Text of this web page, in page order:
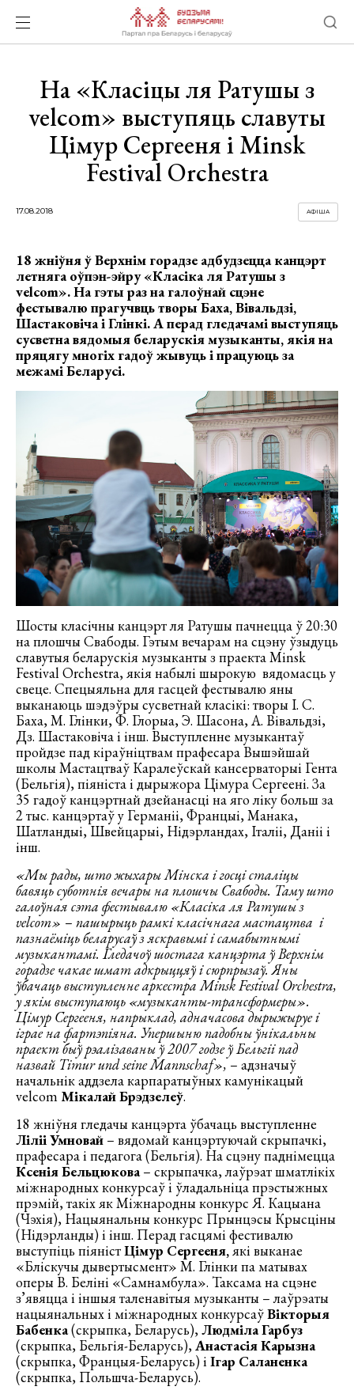
На «Класіцы ля Ратушы з
velcom» выступяць славуты
Цімур Сергееня і Minsk
Festival Orchestra
17.08.2018 АФІША
18 жніўняўВерхнім горадзе адбудзецца канцэрт
летняга оўпэн-эйру«КласікаляРатушы з
velcom». Нагэты раз на галоўнай сцэне
фестывалю прагучвць творы Баха,Вівальдзі,
Шастаковіча і Глінкі. А перад гледачамі выступяць
сусветна вядомыя беларускія музыканты, якія на
пряцягу многіх гадоў жывуць і працуюць за
межамі Беларусі.
Шосты класічны канцэрт ля Ратушы пачнецца ў 20:30
на плошчы Свабоды. Гэтым вечарам на сцэну ўзыдуць
славутыя беларускія музыканты з праекта Minsk
Festival Orchestra, якія набылі шырокую вядомасць у
свеце. Спецыяльна для гасцей фестывалю яны
выканаюць шэдэўры сусветнай класікі: творы І. С.
Баха, М. Глінки, Ф. Глорыа, Э. Шасона, А. Вівальдзі,
Дз. Шастаковіча і інш. Выступленне музыкантаў
пройдзе пад кіраўніцтвам прафесара Вышэйшай
школы Мастацтваў Каралеўскай кансерваторыі Гента
(Бельгія), піяніста і дырыжора Цімура Сергеені. За
35 гадоў канцэртнай дзейанасці на яго ліку больш за
2 тыс. канцэртаў у Германіі, Францыі, Манака,
Шатландыі, Швейцарыі, Нідэрландах, Італіі, Даніі і
інш.
«Мы рады, што жыхары Мінска і госці сталіцы
бавяць суботнія вечары на плошчы Свабоды. Таму што
галоўная сэта фестывалю «Класіка ля Ратушы з
velcom» – пашырыць рамкі класічнага мастацтва і
пазнаёміць беларусаў з яскравымі і самабытнымі
музыкантамі. Гледачоў шостага канцэрта ў Верхнім
горадзе чакае шмат адкрыццяў і сюрпрызаў. Яны
ўбачаць выступленне аркестраMinskFestival Orchestra,
у якім выступаюць «музыканты-трансформеры».
Цімур Сергееня, напрыклад, адначасова дырыжыруе і
іграе на фартэпіяна. Упершыню падобны ўнікальны
праект быў рэалізаваны ў 2007 годзе ў Бельгіі пад
назвай TimurundseineMannschaf»,– адзначыў
начальнік аддзела карпаратыўных камунікацый
velcom Мікалай Брэдзелеў.
18 жніўня гледачы канцэрта ўбачаць выступленне
Ліліі Умновай – вядомай канцэртуючай скрыпачкі,
прафесара і педагога (Бельгія). На сцэну паднімецца
Ксенія Бельцюкова– скрыпачка, лаўрэат шматлікіх
міжнародных конкурсаў і ўладальніца прэстыжных
прэмій, такіх як Міжнародны конкурс Я. Кацыана
(Чэхія), Нацыянальны конкурс Прынцэсы Крысціны
(Нідэрланды) і інш. Перад гасцямі фестивалю
выступіць піяністЦімур Сергееня,які выканае
«Бліскучы дывертысмент» М. Глінки па матывах
оперы В. Беліні «Самнамбула». Таксама на сцэне
з’явяцца і іншыя таленавітыя музыканты – лаўрэаты
нацыянальных і міжнародных конкурсаўВікторыя
Бабенка(скрыпка, Беларусь),Людміла Гарбуз
(скрыпка, Бельгія-Беларусь),Анастасія Карызна
(скрыпка, Францыя-Беларусь) іІгар Саланенка
(скрыпка, Польшча-Беларусь).